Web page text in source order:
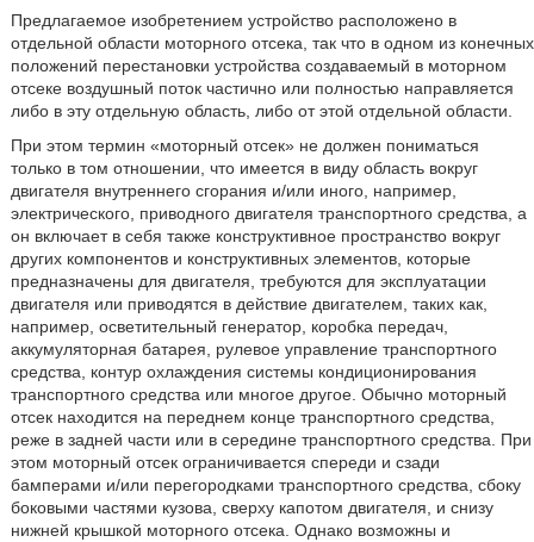
Предлагаемое изобретением устройство расположено в
отдельной области моторного отсека, так что в одном из конечных
положений перестановки устройства создаваемый в моторном
отсеке воздушный поток частично или полностью направляется
либо в эту отдельную область, либо от этой отдельной области.
При этом термин «моторный отсек» не должен пониматься
только в том отношении, что имеется в виду область вокруг
двигателя внутреннего сгорания и/или иного, например,
электрического, приводного двигателя транспортного средства, а
он включает в себя также конструктивное пространство вокруг
других компонентов и конструктивных элементов, которые
предназначены для двигателя, требуются для эксплуатации
двигателя или приводятся в действие двигателем, таких как,
например, осветительный генератор, коробка передач,
аккумуляторная батарея, рулевое управление транспортного
средства, контур охлаждения системы кондиционирования
транспортного средства или многое другое. Обычно моторный
отсек находится на переднем конце транспортного средства,
реже в задней части или в середине транспортного средства. При
этом моторный отсек ограничивается спереди и сзади
бамперами и/или перегородками транспортного средства, сбоку
боковыми частями кузова, сверху капотом двигателя, и снизу
нижней крышкой моторного отсека. Однако возможны и